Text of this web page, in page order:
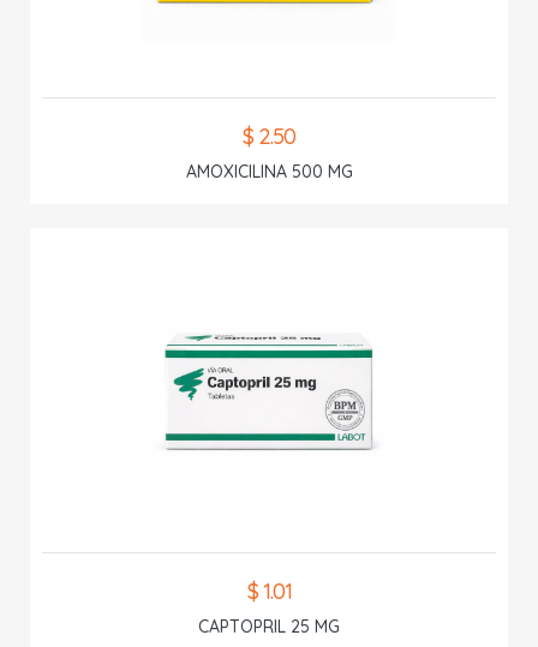
$ 2.50
AMOXICILINA 500 MG
$ 1.01
CAPTOPRIL 25 MG